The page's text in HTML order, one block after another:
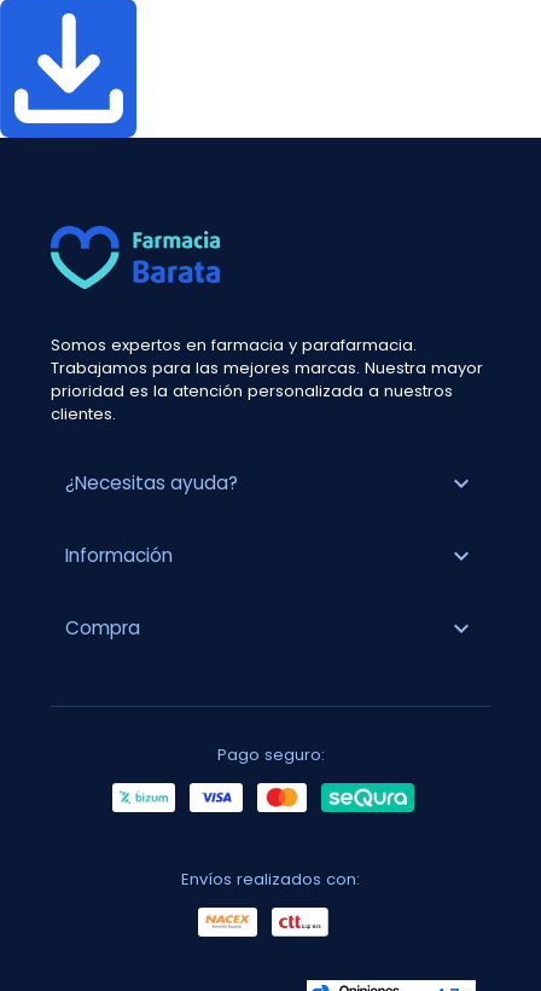
Somos expertos en farmacia y parafarmacia.
Trabajamos para las mejores marcas. Nuestra mayor
prioridad es la atención personalizada a nuestros
clientes.
¿Necesitas ayuda? expand_more
Información expand_more
Compra expand_more
Pago seguro:
Envíos realizados con: